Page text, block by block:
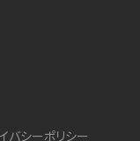
バシーポリシー